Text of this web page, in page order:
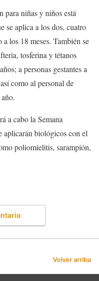
para niñas y niños está
se aplica a los dos, cuatro
los 18 meses. También se
tosferina y tétanos
a personas gestantes a
como al personal de
a cabo la Semana
aplicarán biológicos con el
poliomielitis, sarampión,
Volver arriba